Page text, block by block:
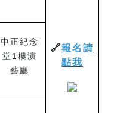
🔗報名請
點我
中正紀念
堂1樓演
藝廳